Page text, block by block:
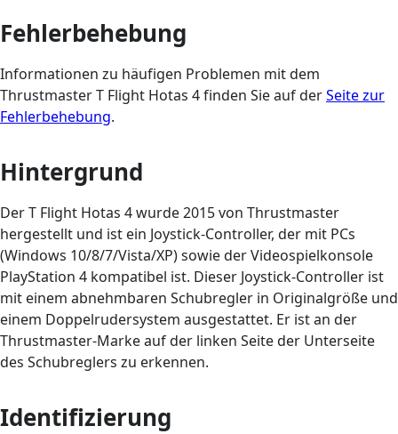
Fehlerbehebung
Informationen zu häufigen Problemen mit dem
Thrustmaster T Flight Hotas 4 finden Sie auf derSeite zur
Fehlerbehebung.
Hintergrund
Der T Flight Hotas 4 wurde 2015 von Thrustmaster
hergestellt und ist ein Joystick-Controller, der mit PCs
(Windows 10/8/7/Vista/XP) sowie der Videospielkonsole
PlayStation 4 kompatibel ist. Dieser Joystick-Controller ist
mit einem abnehmbaren Schubregler in Originalgröße und
einem Doppelrudersystem ausgestattet. Er ist an der
Thrustmaster-Marke auf der linken Seite der Unterseite
des Schubreglers zu erkennen.
Identifizierung